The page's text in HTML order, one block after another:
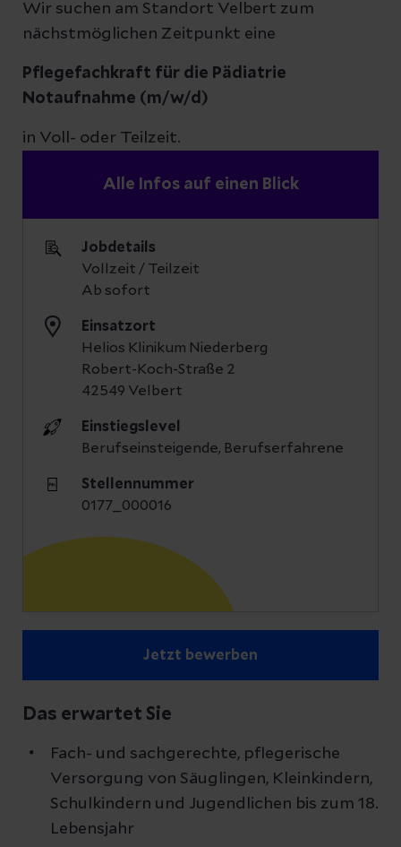
Wir suchen am Standort Velbert zum
nächstmöglichen Zeitpunkt eine
Pflegefachkraft für die Pädiatrie
Notaufnahme (m/w/d)
in Voll- oder Teilzeit.
Alle Infos auf einen Blick
Jobdetails
Vollzeit / Teilzeit
Ab sofort
Einsatzort
Helios Klinikum Niederberg
Robert-Koch-Straße 2
42549 Velbert
Einstiegslevel
Berufseinsteigende, Berufserfahrene
Stellennummer
0177_000016
Jetzt bewerben
Das erwartet Sie
Fach- und sachgerechte, pflegerische
Versorgung von Säuglingen, Kleinkindern,
Schulkindern und Jugendlichen bis zum 18.
Lebensjahr